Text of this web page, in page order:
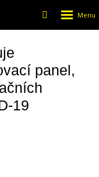
Vyhledávání
menu
panel,
19